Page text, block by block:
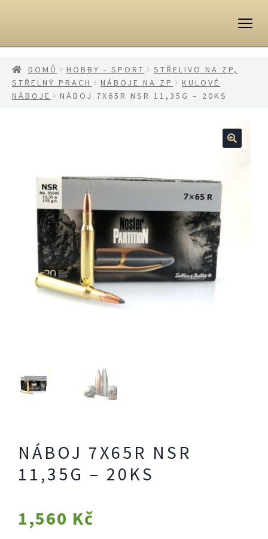
DOMŮ HOBBY - SPORT
STŘELIVO NA ZP,
STŘELNÝ PRACH
NÁBOJE NA ZP
KULOVÉ
NÁBOJE
NÁBOJ 7X65R NSR 11,35G – 20KS
NÁBOJ 7X65R NSR
11,35G – 20KS
1,560 Kč